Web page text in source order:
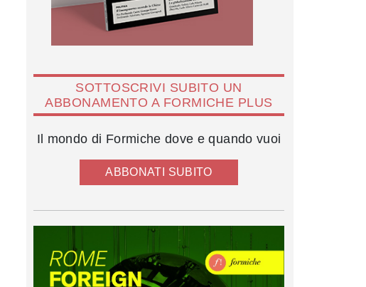
SOTTOSCRIVI SUBITO UN
ABBONAMENTO A FORMICHE PLUS
Il mondo di Formiche dove e quando vuoi
ABBONATI SUBITO